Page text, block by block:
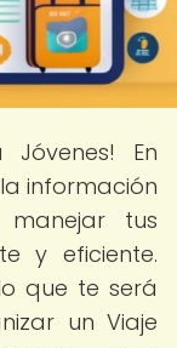
Jóvenes! En
información
tus
y eficiente.
que te será
un Viaje